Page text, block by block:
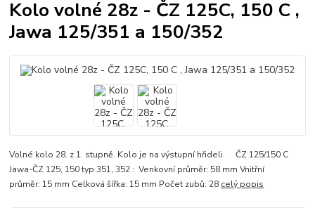
Kolo volné 28z - ČZ 125C, 150 C ,
Jawa 125/351 a 150/352
Volné kolo 28. z 1. stupně. Kolo je na výstupní hřideli. ČZ 125/150 C
Jawa-ČZ 125, 150 typ 351, 352 : Venkovní průměr: 58 mm Vnitřní
průměr: 15 mm Celková šířka: 15 mm Počet zubů: 28 celý popis